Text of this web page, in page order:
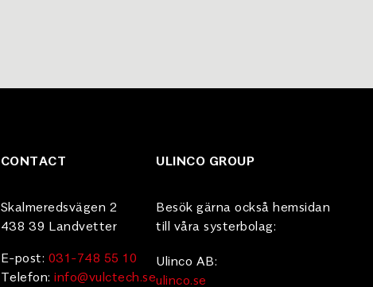
CONTACT
Skalmeredsvägen 2
438 39 Landvetter
E-post: 031-748 55 10
Telefon: info@vulctech.se
ULINCO GROUP
Besök gärna också hemsidan
till våra systerbolag:
Ulinco AB:
ulinco.se